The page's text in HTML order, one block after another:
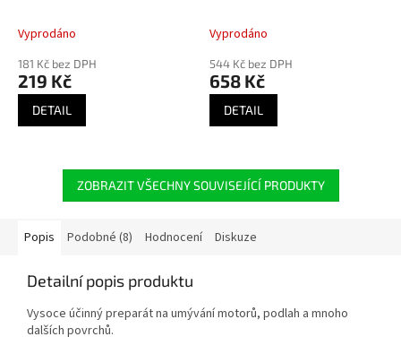
Vyprodáno
181 Kč bez DPH
219 Kč
DETAIL
Vyprodáno
544 Kč bez DPH
658 Kč
DETAIL
ZOBRAZIT VŠECHNY SOUVISEJÍCÍ PRODUKTY
Popis Podobné (8) Hodnocení Diskuze
Detailní popis produktu
Vysoce účinný preparát na umývání motorů, podlah a mnoho
dalších povrchů.